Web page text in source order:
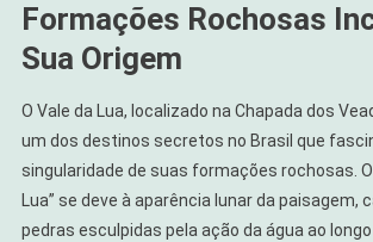
Formações Rochosas
Sua Origem
O Vale da Lua, localizado na Chapada dos
um dos destinos secretos no Brasil que
singularidade de suas formações rochosas. O
Lua” se deve à aparência lunar da paisagem,
pedras esculpidas pela ação da água ao